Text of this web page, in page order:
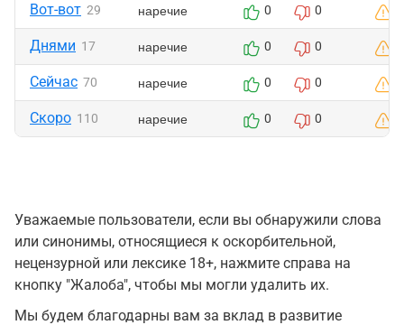
Вот-вот 29 наречие 0 0
Днями 17 наречие 0 0
Сейчас 70 наречие 0 0
Скоро 110 наречие 0 0
Уважаемые пользователи, если вы обнаружили слова
или синонимы, относящиеся к оскорбительной,
нецензурной или лексике 18+, нажмите справа на
кнопку "Жалоба", чтобы мы могли удалить их.
Мы будем благодарны вам за вклад в развитие